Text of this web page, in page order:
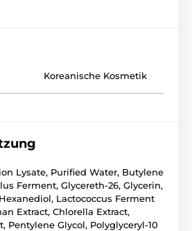
Koreanische Kosmetik
Lysate, Purified Water, Butylene
Ferment, Glycereth-26, Glycerin,
Lactococcus Ferment
Extract, Chlorella Extract,
Pentylene Glycol, Polyglyceryl-10